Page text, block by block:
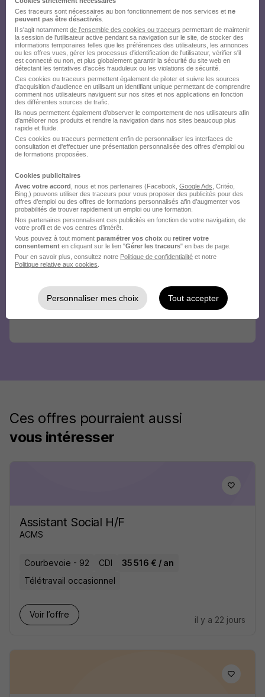
Ces offres pourraient aussi
vous intéresser
Assistant Social H/F
ACMS
Courbevoie - 92 CDI
35 516 € / an
Télétravail occasionnel
Voir l’offre
il y a 22 jours
Ces traceurs sont nécessaires au bon fonctionnement de nos services et ne
peuvent pas être désactivés
Il s'agit notamment de l'ensemble des cookies ou traceurs permettant de maintenir
la session de l'utilisateur active pendant sa navigation sur le site, de stocker des
informations temporaires telles que les préférences des utilisateurs, les annonces
ou les offres vues, gérer les processus d'identification de l'utilisateur, vérifier s'il
est connecté ou non, et plus globalement garantir la sécurité du site web en
détectant les tentatives d'accès frauduleux ou les violations de sécurité.
Ces cookies ou traceurs permettent également de piloter et suivre les sources
d'acquisition d'audience en utilisant un identifiant unique permettant de comprendre
comment nos utilisateurs naviguent sur nos sites et nos applications en fonction
des différentes sources de trafic.
Ils nous permettent également d’observer le comportement de nos utilisateurs afin
d'améliorer nos produits et rendre la navigation dans nos sites beaucoup plus
rapide et fluide.
Ces cookies ou traceurs permettent enfin de personnaliser les interfaces de
consultation et d'effectuer une présentation personnalisée des offres d'emploi ou
de formations proposées.
Cookies publicitaires
Avec votre accord , nous et nos partenaires (Facebook, Google Ads , Critéo,
Bing,) pouvons utiliser des traceurs pour vous proposer des publicités pour des
offres d’emploi ou des offres de formations personnalisés afin d’augmenter vos
probabilités de trouver rapidement un emploi ou une formation.
Nos partenaires personnalisent ces publicités en fonction de votre navigation, de
votre profil et de vos centres d’intérêt.
Vous pouvez à tout moment paramétrer vos choix ou retirer votre
consentement en cliquant sur le lien "Gérer les traceurs" en bas de page.
Pour en savoir plus, consultez notre Politique de confidentialité et notre
Politique relative aux cookies
Personnaliser mes choix Tout accepter